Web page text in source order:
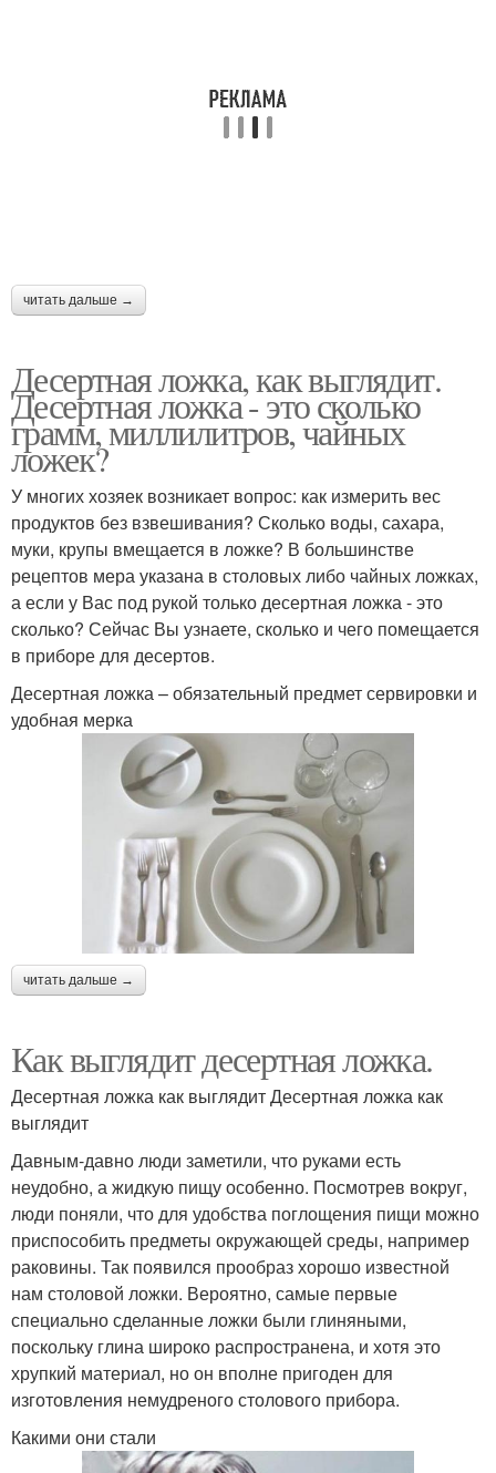
читать дальше →
Десертная ложка, как выглядит.
Десертная ложка - это сколько
грамм, миллилитров, чайных
ложек?
У многих хозяек возникает вопрос: как измерить вес
продуктов без взвешивания? Сколько воды, сахара,
муки, крупы вмещается в ложке? В большинстве
рецептов мера указана в столовых либо чайных ложках,
а если у Вас под рукой только десертная ложка - это
сколько? Сейчас Вы узнаете, сколько и чего помещается
в приборе для десертов.
Десертная ложка – обязательный предмет сервировки и
удобная мерка
читать дальше →
Как выглядит десертная ложка.
Десертная ложка как выглядит Десертная ложка как
выглядит
Давным-давно люди заметили, что руками есть
неудобно, а жидкую пищу особенно. Посмотрев вокруг,
люди поняли, что для удобства поглощения пищи можно
приспособить предметы окружающей среды, например
раковины. Так появился прообраз хорошо известной
нам столовой ложки. Вероятно, самые первые
специально сделанные ложки были глиняными,
поскольку глина широко распространена, и хотя это
хрупкий материал, но он вполне пригоден для
изготовления немудреного столового прибора.
Какими они стали